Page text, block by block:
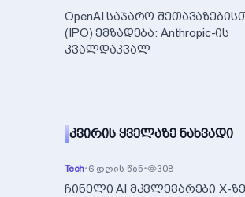
OpenAI საჯარო
(IPO) ემზადება: Anthropic-ის
კვალდაკვალ
ᲙᲕᲘᲠᲘᲡ ᲧᲕᲔᲚᲐᲖᲔ ᲜᲐᲮᲕᲐᲓᲘ
Tech•6 დღის წინ• 308
ჩინელი AI მკვლევარები X-